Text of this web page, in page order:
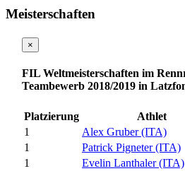
Meisterschaften
×
FIL Weltmeisterschaften im
Teambewerb 2018/2019 in
Platzierung
Athlet
1
Alex Gruber (ITA)
1
Patrick Pigneter (ITA)
1
Evelin Lanthaler (ITA)